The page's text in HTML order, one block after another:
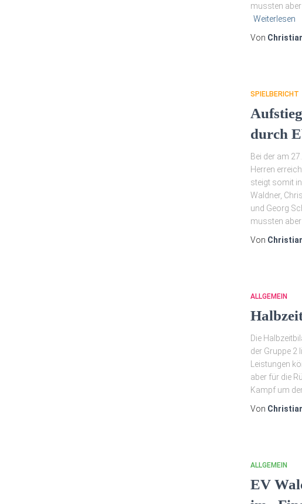
mussten
Weiterlesen
Von
SPIELBERICHT
durch
Bei der am
Herren
steigt somit
Waldner,
und Georg
mussten aber
Von
ALLGEMEIN
Die
der Gruppe 2
Leistungen
aber für die
Kampf um
Von
ALLGEMEIN
EV